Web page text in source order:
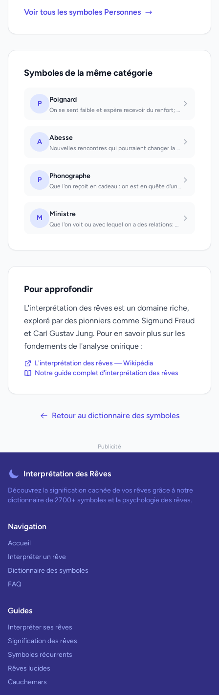
Voir tous les symboles Personnes
Symboles de la même catégorie
P Poignard
On se sent faible et espère recevoir du renfort; cet instrument est surtout un p...
A Abesse
Nouvelles rencontres qui pourraient changer la monotonie de votre vie
P Phonographe
Que l'on reçoit en cadeau : on est en quête d'un nouvel amour. Que l'on entend :...
M Ministre
Que l'on voit ou avec lequel on a des relations: un désir sera réalisé. Que l'on...
Pour approfondir
L'interprétation des rêves est un domaine riche,
exploré par des pionniers comme Sigmund Freud
et Carl Gustav Jung. Pour en savoir plus sur les
fondements de l'analyse onirique :
L'interprétation des rêves — Wikipédia
Notre guide complet d'interprétation des rêves
Retour au dictionnaire des symboles
Publicité
Interprétation des Rêves
Découvrez la signification cachée de vos rêves grâce à notre
dictionnaire de 2700+ symboles et la psychologie des rêves.
Navigation
Accueil
Interpréter un rêve
Dictionnaire des symboles
FAQ
Guides
Interpréter ses rêves
Signification des rêves
Symboles récurrents
Rêves lucides
Cauchemars